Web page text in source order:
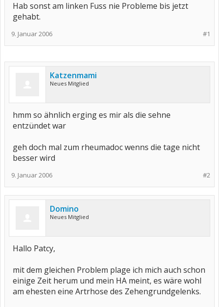
Hab sonst am linken Fuss nie Probleme bis jetzt
gehabt.
#1
9. Januar 2006
Katzenmami
Neues Mitglied
hmm so ähnlich erging es mir als die sehne
entzündet war
geh doch mal zum rheumadoc wenns die tage nicht
besser wird
#2
9. Januar 2006
Domino
Neues Mitglied
Hallo Patcy,
mit dem gleichen Problem plage ich mich auch schon
einige Zeit herum und mein HA meint, es wäre wohl
am ehesten eine Artrhose des Zehengrundgelenks.